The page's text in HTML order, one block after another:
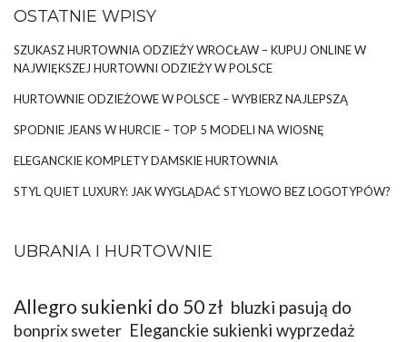
OSTATNIE WPISY
SZUKASZ HURTOWNIA ODZIEŻY WROCŁAW – KUPUJ ONLINE W
NAJWIĘKSZEJ HURTOWNI ODZIEŻY W POLSCE
HURTOWNIE ODZIEŻOWE W POLSCE – WYBIERZ NAJLEPSZĄ
SPODNIE JEANS W HURCIE – TOP 5 MODELI NA WIOSNĘ
ELEGANCKIE KOMPLETY DAMSKIE HURTOWNIA
STYL QUIET LUXURY: JAK WYGLĄDAĆ STYLOWO BEZ LOGOTYPÓW?
UBRANIA I HURTOWNIE
Allegro sukienki do 50 zł bluzki pasują do
bonprix sweter Eleganckie sukienki wyprzedaż